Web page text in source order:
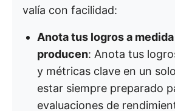
valía con facilidad:
Anota tus logros a
producen: Anota tus
y métricas clave en un
estar siempre preparado
evaluaciones de